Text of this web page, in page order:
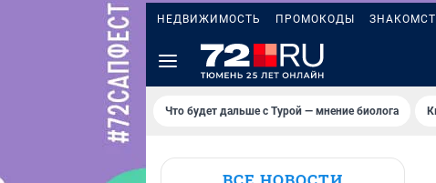
НЕДВИЖИМОСТЬ ПРОМОКОДЫ
Что будет дальше с Турой — мнение биолога